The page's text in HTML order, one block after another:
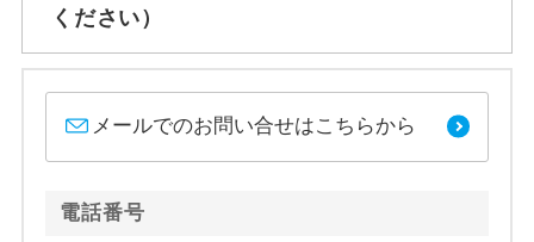
ください）
メールでのお問い合せはこちらから
電話番号